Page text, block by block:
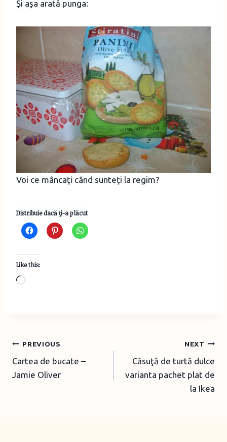
Şi aşa arată punga:
Voi ce mâncaţi când sunteţi la regim?
Distribuie dacă ţi-a plăcut
Like this:
L
n
g
…
Post
navigation
PREVIOUS
Cartea de bucate –
Jamie Oliver
NEXT
Căsuţă de turtă dulce
varianta pachet plat de
la Ikea